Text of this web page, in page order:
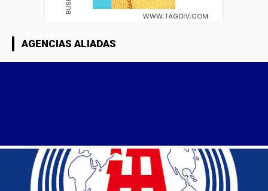
AGENCIAS ALIADAS